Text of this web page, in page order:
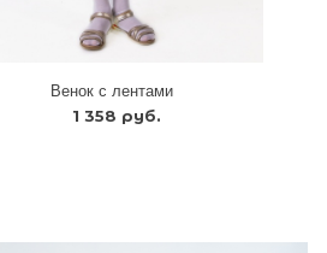
Венок с лентами
1 358 руб.